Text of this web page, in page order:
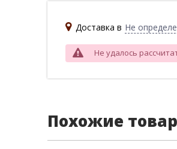
Доставка в Не
Не удалось
Похожие